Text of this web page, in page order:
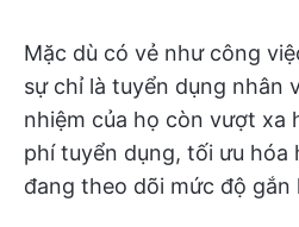
Mặc dù có vẻ như công
sự chỉ là tuyển dụng nhân
nhiệm của họ còn vượt
phí tuyển dụng, tối ưu hóa
đang theo dõi mức độ gắn